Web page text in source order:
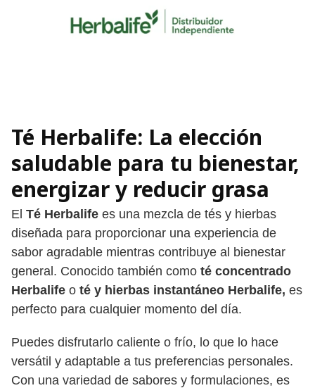
Té Herbalife: La elección
saludable para tu bienestar,
energizar y reducir grasa
El Té Herbalife es una mezcla de tés y hierbas
diseñada para proporcionar una experiencia de
sabor agradable mientras contribuye al bienestar
general. Conocido también como té concentrado
Herbalife o té y hierbas instantáneo Herbalife, es
perfecto para cualquier momento del día.
Puedes disfrutarlo caliente o frío, lo que lo hace
versátil y adaptable a tus preferencias personales.
Con una variedad de sabores y formulaciones, es